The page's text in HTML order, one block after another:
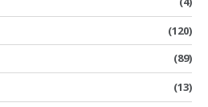
(120)
(89)
(13)